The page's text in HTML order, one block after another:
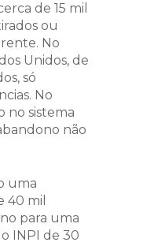
de 15 mil
ou
No
Unidos, de
só
No
no sistema
não
uma
40 mil
para uma
INPI de 30